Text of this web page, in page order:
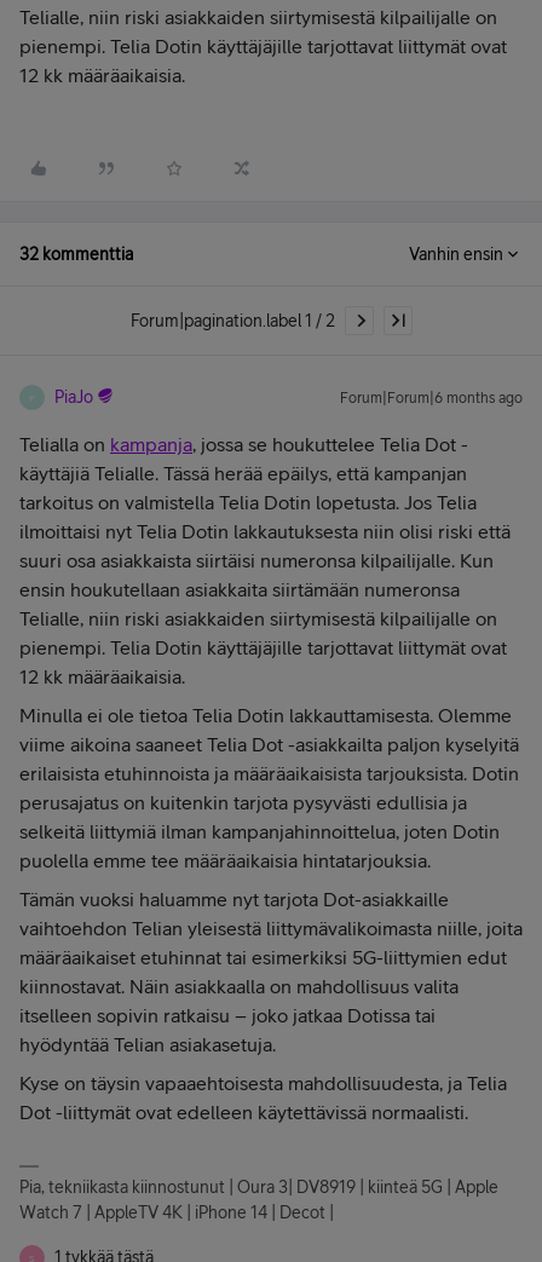
Telialle, niin riski asiakkaiden siirtymisestä kilpailijalle on
pienempi. Telia Dotin käyttäjäjille tarjottavat liittymät ovat
12 kk määräaikaisia.
32 kommenttia Vanhin ensin
Forum|pagination.label 1 / 2
PiaJo Forum|Forum|6 months ago
Telialla on kampanja, jossa se houkuttelee Telia Dot -
käyttäjiä Telialle. Tässä herää epäilys, että kampanjan
tarkoitus on valmistella Telia Dotin lopetusta. Jos Telia
ilmoittaisi nyt Telia Dotin lakkautuksesta niin olisi riski että
suuri osa asiakkaista siirtäisi numeronsa kilpailijalle. Kun
ensin houkutellaan asiakkaita siirtämään numeronsa
Telialle, niin riski asiakkaiden siirtymisestä kilpailijalle on
pienempi. Telia Dotin käyttäjäjille tarjottavat liittymät ovat
12 kk määräaikaisia.
Minulla ei ole tietoa Telia Dotin lakkauttamisesta. Olemme
viime aikoina saaneet Telia Dot -asiakkailta paljon kyselyitä
erilaisista etuhinnoista ja määräaikaisista tarjouksista. Dotin
perusajatus on kuitenkin tarjota pysyvästi edullisia ja
selkeitä liittymiä ilman kampanjahinnoittelua, joten Dotin
puolella emme tee määräaikaisia hintatarjouksia.
Tämän vuoksi haluamme nyt tarjota Dot-asiakkaille
vaihtoehdon Telian yleisestä liittymävalikoimasta niille, joita
määräaikaiset etuhinnat tai esimerkiksi 5G-liittymien edut
kiinnostavat. Näin asiakkaalla on mahdollisuus valita
itselleen sopivin ratkaisu – joko jatkaa Dotissa tai
hyödyntää Telian asiakasetuja.
Kyse on täysin vapaaehtoisesta mahdollisuudesta, ja Telia
Dot -liittymät ovat edelleen käytettävissä normaalisti.
Pia, tekniikasta kiinnostunut | Oura 3| DV8919 | kiinteä 5G | Apple
Watch 7 | AppleTV 4K | iPhone 14 | Decot |
S 1 tykkää tästä